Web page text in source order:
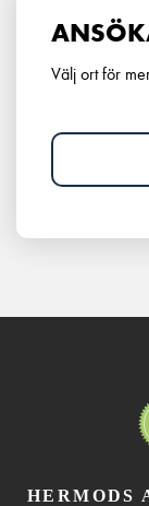
Välj ort för
HERMODS